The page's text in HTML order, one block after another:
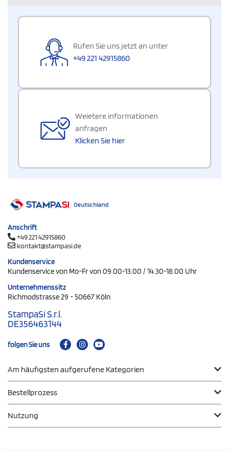
Rufen Sie uns jetzt an unter
+49 221 42915860
Weietere informationen
anfragen
Klicken Sie hier
Anschrift
+49 221 42915860
kontakt@stampasi.de
Kundenservice
Kundenservice von Mo-Fr von 09.00-13.00 / 14.30-18.00 Uhr
Unternehmenssitz
Richmodstrasse 29 - 50667 Köln
StampaSi S.r.l.
DE356463144
folgen Sie uns
Am häufigsten aufgerufene Kategorien
Bestellprozess
Nutzung